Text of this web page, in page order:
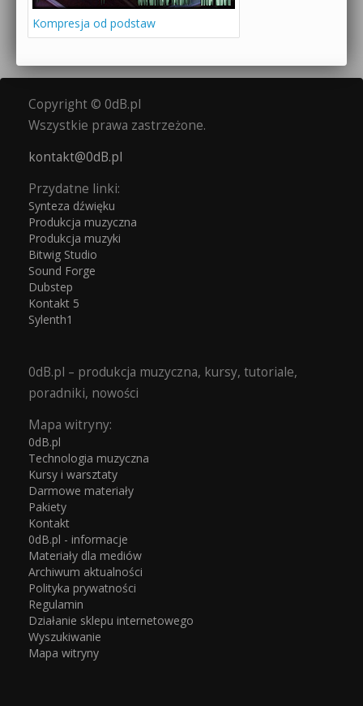
Kompresja od podstaw
Copyright © 0dB.pl
Wszystkie prawa zastrzeżone.
kontakt@0dB.pl
Przydatne linki:
Synteza dźwięku
Produkcja muzyczna
Produkcja muzyki
Bitwig Studio
Sound Forge
Dubstep
Kontakt 5
Sylenth1
0dB.pl – produkcja muzyczna, kursy, tutoriale,
poradniki, nowości
Mapa witryny:
0dB.pl
Technologia muzyczna
Kursy i warsztaty
Darmowe materiały
Pakiety
Kontakt
0dB.pl - informacje
Materiały dla mediów
Archiwum aktualności
Polityka prywatności
Regulamin
Działanie sklepu internetowego
Wyszukiwanie
Mapa witryny